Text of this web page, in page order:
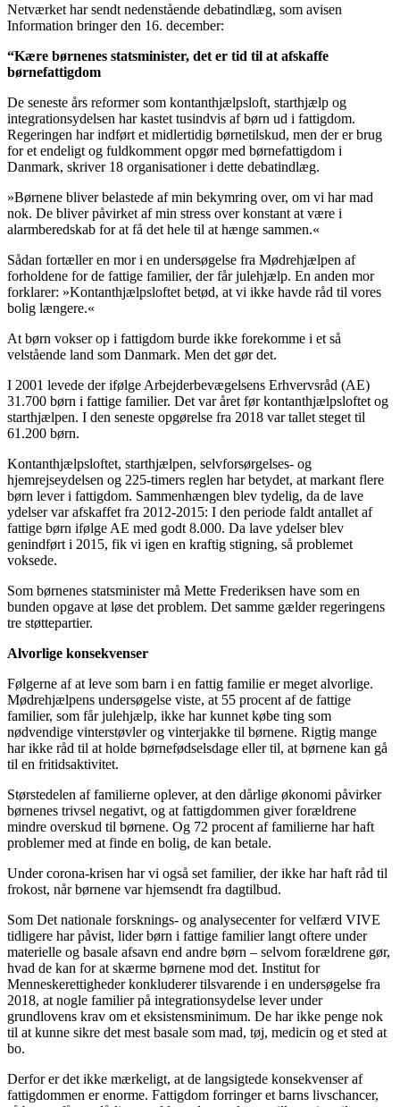
Netværket har sendt nedenstående debatindlæg, som avisen
Information bringer den 16. december:
“Kære børnenes statsminister, det er tid til at afskaffe
børnefattigdom
De seneste års reformer som kontanthjælpsloft, starthjælp og
integrationsydelsen har kastet tusindvis af børn ud i fattigdom.
Regeringen har indført et midlertidig børnetilskud, men der er brug
for et endeligt og fuldkomment opgør med børnefattigdom i
Danmark, skriver 18 organisationer i dette debatindlæg.
»Børnene bliver belastede af min bekymring over, om vi har mad
nok. De bliver påvirket af min stress over konstant at være i
alarmberedskab for at få det hele til at hænge sammen.«
Sådan fortæller en mor i en undersøgelse fra Mødrehjælpen af
forholdene for de fattige familier, der får julehjælp. En anden mor
forklarer: »Kontanthjælpsloftet betød, at vi ikke havde råd til vores
bolig længere.«
At børn vokser op i fattigdom burde ikke forekomme i et så
velstående land som Danmark. Men det gør det.
I 2001 levede der ifølge Arbejderbevægelsens Erhvervsråd (AE)
31.700 børn i fattige familier. Det var året før kontanthjælpsloftet og
starthjælpen. I den seneste opgørelse fra 2018 var tallet steget til
61.200 børn.
Kontanthjælpsloftet, starthjælpen, selvforsørgelses- og
hjemrejseydelsen og 225-timers reglen har betydet, at markant flere
børn lever i fattigdom. Sammenhængen blev tydelig, da de lave
ydelser var afskaffet fra 2012-2015: I den periode faldt antallet af
fattige børn ifølge AE med godt 8.000. Da lave ydelser blev
genindført i 2015, fik vi igen en kraftig stigning, så problemet
voksede.
Som børnenes statsminister må Mette Frederiksen have som en
bunden opgave at løse det problem. Det samme gælder regeringens
tre støttepartier.
Alvorlige konsekvenser
Følgerne af at leve som barn i en fattig familie er meget alvorlige.
Mødrehjælpens undersøgelse viste, at 55 procent af de fattige
familier, som får julehjælp, ikke har kunnet købe ting som
nødvendige vinterstøvler og vinterjakke til børnene. Rigtig mange
har ikke råd til at holde børnefødselsdage eller til, at børnene kan gå
til en fritidsaktivitet.
Størstedelen af familierne oplever, at den dårlige økonomi påvirker
børnenes trivsel negativt, og at fattigdommen giver forældrene
mindre overskud til børnene. Og 72 procent af familierne har haft
problemer med at finde en bolig, de kan betale.
Under corona-krisen har vi også set familier, der ikke har haft råd til
frokost, når børnene var hjemsendt fra dagtilbud.
Som Det nationale forsknings- og analysecenter for velfærd VIVE
tidligere har påvist, lider børn i fattige familier langt oftere under
materielle og basale afsavn end andre børn – selvom forældrene gør,
hvad de kan for at skærme børnene mod det. Institut for
Menneskerettigheder konkluderer tilsvarende i en undersøgelse fra
2018, at nogle familier på integrationsydelse lever under
grundlovens krav om et eksistensminimum. De har ikke penge nok
til at kunne sikre det mest basale som mad, tøj, medicin og et sted at
bo.
Derfor er det ikke mærkeligt, at de langsigtede konsekvenser af
fattigdommen er enorme. Fattigdom forringer et barns livschancer,